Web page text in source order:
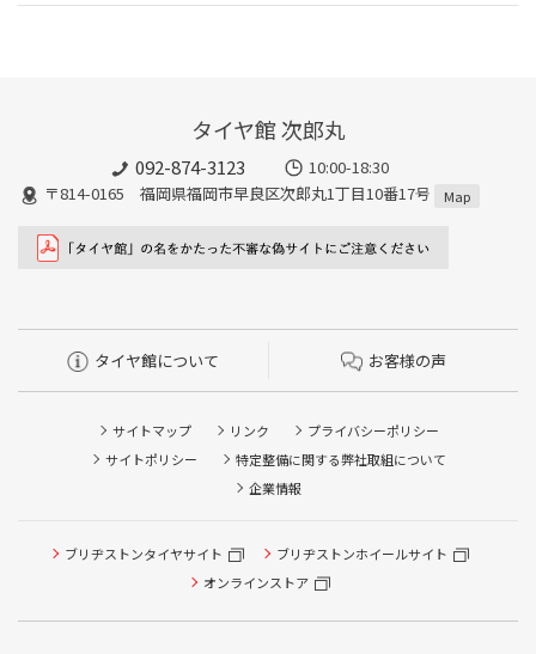
タイヤ館 次郎丸
092-874-3123
10:00-18:30
〒814-0165 福岡県福岡市早良区次郎丸1丁目10番17号
Map
タイヤ館について お客様の声
サイトマップ リンク
プライバシーポリシー
サイトポリシー
特定整備に関する弊社取組について
企業情報
ブリヂストンタイヤサイト
ブリヂストンホイールサイト
オンラインストア
タイヤ点検・安全点検/タイヤ履き替え/オイル交換/その他
ピット作業の予約